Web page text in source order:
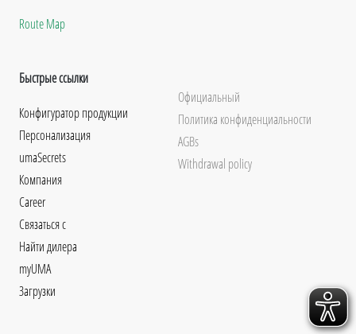
Route Map
Быстрые ссылки
Конфигуратор продукции
Персонализация
umaSecrets
Компания
Career
Связаться с
Найти дилера
myUMA
Загрузки
Официальный
Политика конфиденциальности
AGBs
Withdrawal policy